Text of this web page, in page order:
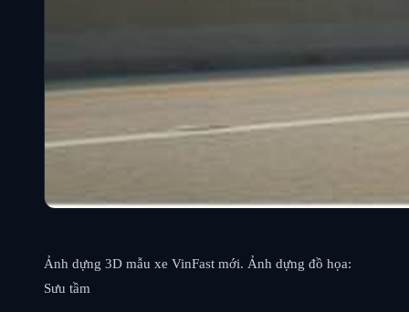
Ảnh dựng 3D mẫu xe VinFast mới. Ảnh dựng đồ họa:
Sưu tầm